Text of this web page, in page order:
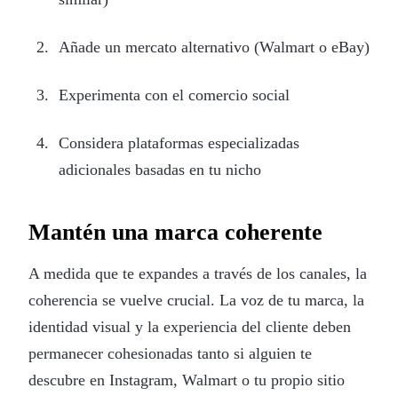
Añade un mercato alternativo (Walmart o eBay)
Experimenta con el comercio social
Considera plataformas especializadas
adicionales basadas en tu nicho
Mantén una marca coherente
A medida que te expandes a través de los canales, la
coherencia se vuelve crucial. La voz de tu marca, la
identidad visual y la experiencia del cliente deben
permanecer cohesionadas tanto si alguien te
descubre en Instagram, Walmart o tu propio sitio